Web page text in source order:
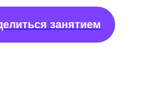
занятием